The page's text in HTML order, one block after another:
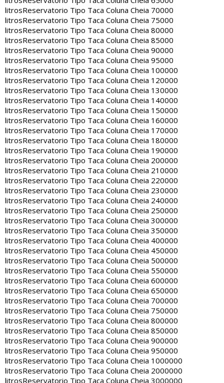
litrosReservatorio Tipo Taca Coluna Cheia 70000
litrosReservatorio Tipo Taca Coluna Cheia 75000
litrosReservatorio Tipo Taca Coluna Cheia 80000
litrosReservatorio Tipo Taca Coluna Cheia 85000
litrosReservatorio Tipo Taca Coluna Cheia 90000
litrosReservatorio Tipo Taca Coluna Cheia 95000
litrosReservatorio Tipo Taca Coluna Cheia 100000
litrosReservatorio Tipo Taca Coluna Cheia 120000
litrosReservatorio Tipo Taca Coluna Cheia 130000
litrosReservatorio Tipo Taca Coluna Cheia 140000
litrosReservatorio Tipo Taca Coluna Cheia 150000
litrosReservatorio Tipo Taca Coluna Cheia 160000
litrosReservatorio Tipo Taca Coluna Cheia 170000
litrosReservatorio Tipo Taca Coluna Cheia 180000
litrosReservatorio Tipo Taca Coluna Cheia 190000
litrosReservatorio Tipo Taca Coluna Cheia 200000
litrosReservatorio Tipo Taca Coluna Cheia 210000
litrosReservatorio Tipo Taca Coluna Cheia 220000
litrosReservatorio Tipo Taca Coluna Cheia 230000
litrosReservatorio Tipo Taca Coluna Cheia 240000
litrosReservatorio Tipo Taca Coluna Cheia 250000
litrosReservatorio Tipo Taca Coluna Cheia 300000
litrosReservatorio Tipo Taca Coluna Cheia 350000
litrosReservatorio Tipo Taca Coluna Cheia 400000
litrosReservatorio Tipo Taca Coluna Cheia 450000
litrosReservatorio Tipo Taca Coluna Cheia 500000
litrosReservatorio Tipo Taca Coluna Cheia 550000
litrosReservatorio Tipo Taca Coluna Cheia 600000
litrosReservatorio Tipo Taca Coluna Cheia 650000
litrosReservatorio Tipo Taca Coluna Cheia 700000
litrosReservatorio Tipo Taca Coluna Cheia 750000
litrosReservatorio Tipo Taca Coluna Cheia 800000
litrosReservatorio Tipo Taca Coluna Cheia 850000
litrosReservatorio Tipo Taca Coluna Cheia 900000
litrosReservatorio Tipo Taca Coluna Cheia 950000
litrosReservatorio Tipo Taca Coluna Cheia 1000000
litrosReservatorio Tipo Taca Coluna Cheia 2000000
litrosReservatorio Tipo Taca Coluna Cheia 3000000